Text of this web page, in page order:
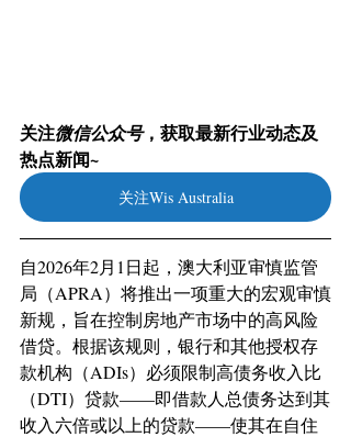
关注微信公众号，获取最新行业动态及
热点新闻~
关注Wis Australia
自2026年2月1日起，澳大利亚审慎监管
局（APRA）将推出一项重大的宏观审慎
新规，旨在控制房地产市场中的高风险
借贷。根据该规则，银行和其他授权存
款机构（ADIs）必须限制高债务收入比
（DTI）贷款——即借款人总债务达到其
收入六倍或以上的贷款——使其在自住